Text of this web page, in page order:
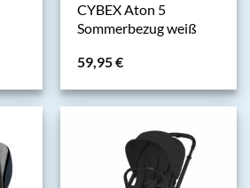
CYBEX Aton 5
Sommerbezug weiß
59,95€